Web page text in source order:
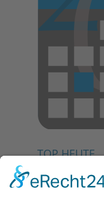
TOP HEUTE
02.07.2026